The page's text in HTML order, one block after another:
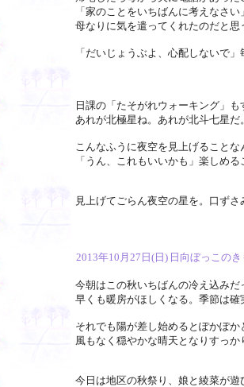
「家のことをいちばんに考えなさ
母なりに気を遣ってくれたのだと
「だいじょうぶよ、心配しないで
日課の「たそがれウォーキング」
あれが北極星ね。あれが北斗七星
こんなふうに夜空を見上げること
「うん、これもいいかも」楽しめ
見上げてごらん夜空の星を。口ず
2013年10月27日(日) 日向ぼっこの
今朝はこの秋いちばんの冷え込みだ
早くも暖房がほしくなる。季節は
それでも陽が差し始めるとぽかぽか
風もなく穏やかな晴天となりすっ
今日は地区の秋祭り、娘と綾菜が